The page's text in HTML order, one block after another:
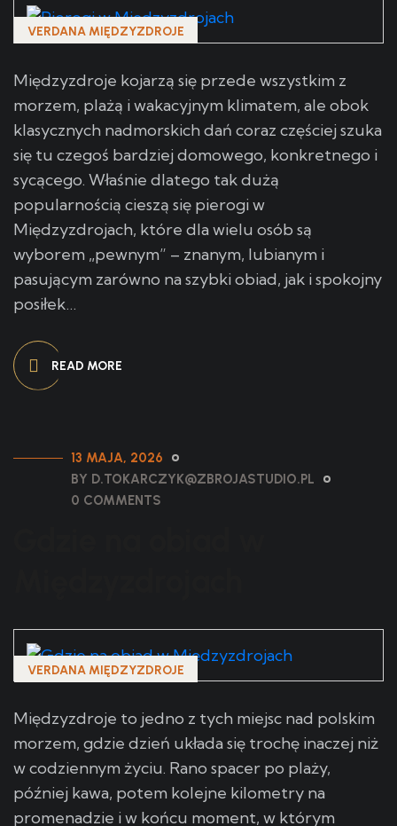
VERDANA MIĘDZYZDROJE
Międzyzdroje kojarzą się przede wszystkim z
morzem, plażą i wakacyjnym klimatem, ale obok
klasycznych nadmorskich dań coraz częściej szuka
się tu czegoś bardziej domowego, konkretnego i
sycącego. Właśnie dlatego tak dużą
popularnością cieszą się pierogi w
Międzyzdrojach, które dla wielu osób są
wyborem „pewnym” – znanym, lubianym i
pasującym zarówno na szybki obiad, jak i spokojny
posiłek…
READ MORE
13 MAJA, 2026
BY D.TOKARCZYK@ZBROJASTUDIO.PL
0 COMMENTS
VERDANA MIĘDZYZDROJE
Międzyzdroje to jedno z tych miejsc nad polskim
morzem, gdzie dzień układa się trochę inaczej niż
w codziennym życiu. Rano spacer po plaży,
później kawa, potem kolejne kilometry na
promenadzie i w końcu moment, w którym